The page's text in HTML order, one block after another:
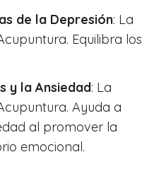
de la Depresión: La
Equilibra los
y la Ansiedad: La
Ayuda a
al promover la
emocional.